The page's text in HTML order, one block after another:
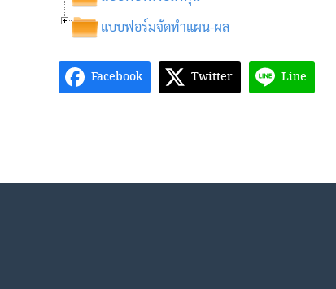
แบบฟอร์มจัดทำแผน-ผล
Facebook Twitter Line